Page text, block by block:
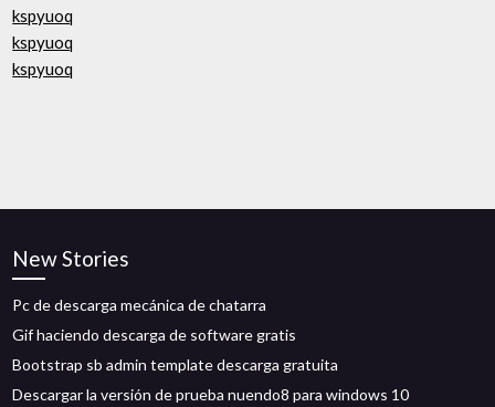
kspyuoq
kspyuoq
kspyuoq
New Stories
Pc de descarga mecánica de chatarra
Gif haciendo descarga de software gratis
Bootstrap sb admin template descarga gratuita
Descargar la versión de prueba nuendo8 para windows 10